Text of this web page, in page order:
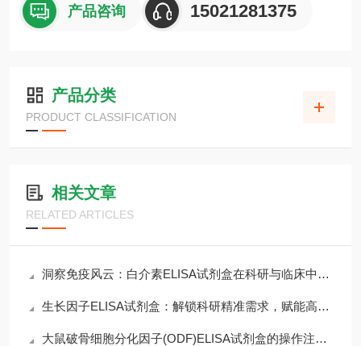
产品咨询 15021281375
产品分类
PRODUCT CLASSIFICATION
相关文章
RELATED ARTICLES
洞察免疫风云：白介素ELISA试剂盒在科研与临床中的核心价值
生长因子ELISA试剂盒：解锁科研精准需求，赋能高效检测核心优势
大鼠破骨细胞分化因子(ODF)ELISA试剂盒的操作注意事项